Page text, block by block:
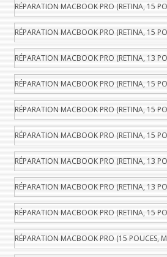
RÉPARATION MACBOOK PRO (RETINA, 15
RÉPARATION MACBOOK PRO (RETINA, 15
RÉPARATION MACBOOK PRO (RETINA, 13
RÉPARATION MACBOOK PRO (RETINA, 15
RÉPARATION MACBOOK PRO (RETINA, 15
RÉPARATION MACBOOK PRO (RETINA, 15
RÉPARATION MACBOOK PRO (RETINA, 13
RÉPARATION MACBOOK PRO (RETINA, 13
RÉPARATION MACBOOK PRO (RETINA, 15
RÉPARATION MACBOOK PRO (15 POUCES,